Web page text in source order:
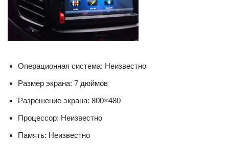
Операционная система: Неизвестно
Размер экрана: 7 дюймов
Разрешение экрана: 800×480
Процессор: Неизвестно
Память: Неизвестно